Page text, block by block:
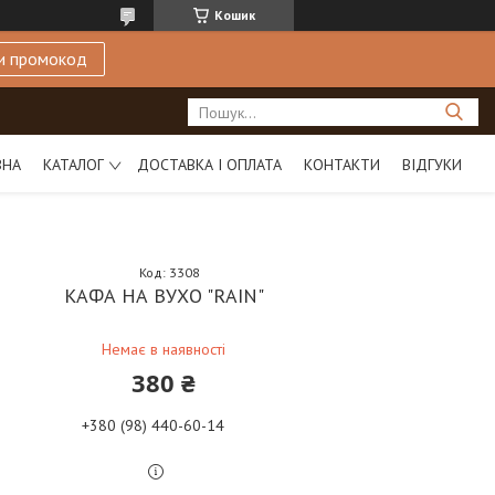
Кошик
промокод
КАТАЛОГ ДОСТАВКА І ОПЛАТА КОНТАКТИ ВІДГУКИ
КАФА НА ВУХО "RAIN"
Немає в наявності
Код: 3308
380 ₴
+380 (98) 440-60-14